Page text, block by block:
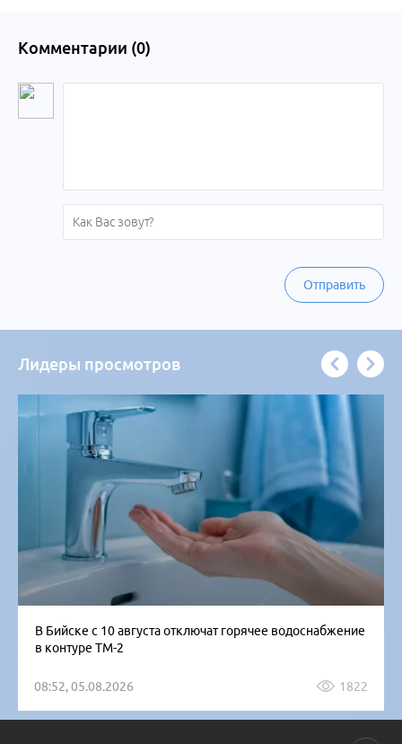
Комментарии (0)
Отправить
Лидеры просмотров
В Бийске с 10 августа отключат горячее водоснабжение
в контуре ТМ-2
08:52, 05.08.2026 1822